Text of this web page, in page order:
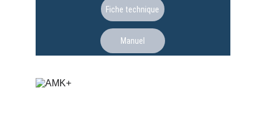
Fiche technique
Manuel